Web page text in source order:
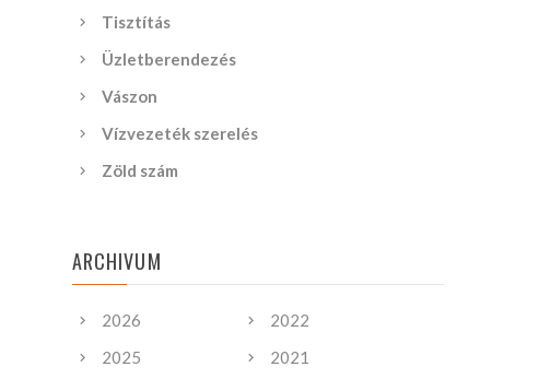
Tisztítás
Üzletberendezés
Vászon
Vízvezeték szerelés
Zöld szám
ARCHIVUM
2026
2025
2022
2021